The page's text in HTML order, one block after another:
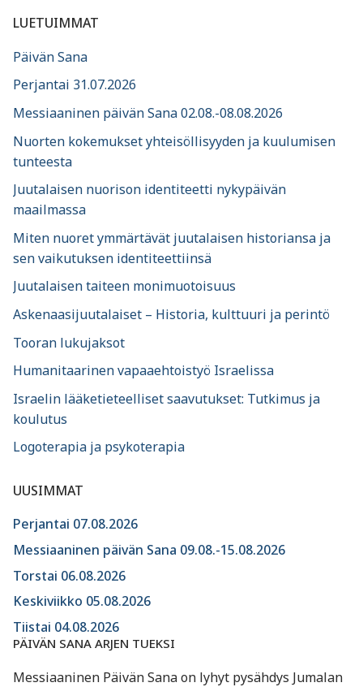
LUETUIMMAT
Päivän Sana
Perjantai 31.07.2026
Messiaaninen päivän Sana 02.08.-08.08.2026
Nuorten kokemukset yhteisöllisyyden ja kuulumisen
tunteesta
Juutalaisen nuorison identiteetti nykypäivän
maailmassa
Miten nuoret ymmärtävät juutalaisen historiansa ja
sen vaikutuksen identiteettiinsä
Juutalaisen taiteen monimuotoisuus
Askenaasijuutalaiset – Historia, kulttuuri ja perintö
Tooran lukujaksot
Humanitaarinen vapaaehtoistyö Israelissa
Israelin lääketieteelliset saavutukset: Tutkimus ja
koulutus
Logoterapia ja psykoterapia
UUSIMMAT
Perjantai 07.08.2026
Messiaaninen päivän Sana 09.08.-15.08.2026
Torstai 06.08.2026
Keskiviikko 05.08.2026
Tiistai 04.08.2026
PÄIVÄN SANA ARJEN TUEKSI
Messiaaninen Päivän Sana on lyhyt pysähdys Jumalan